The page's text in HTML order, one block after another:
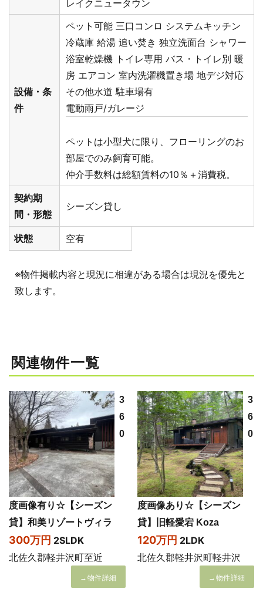
レイクニュータウン
設備・条
件
ペット可能 三口コンロ システムキッチン
冷蔵庫 給湯 追い焚き 独立洗面台 シャワー
浴室乾燥機 トイレ専用 バス・トイレ別 暖
房 エアコン 室内洗濯機置き場 地デジ対応
その他水道 駐車場有
電動雨戸/ガレージ
ペットは小型犬に限り、フローリングのお
部屋でのみ飼育可能。
仲介手数料は総額賃料の10％＋消費税。
契約期
間・形態
シーズン貸し
状態 空有
※物件掲載内容と現況に相違がある場合は現況を優先と
致します。
関連物件一覧
3
6
0
度画像有り☆【シーズン
貸】和美リゾートヴィラ
300万円 2SLDK
北佐久郡軽井沢町至近
→物件詳細
3
6
0
度画像あり☆【シーズン
貸】旧軽愛宕 Koza
120万円 2LDK
北佐久郡軽井沢町軽井沢
→物件詳細